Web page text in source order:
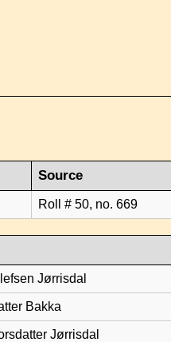
Source
Roll # 50, no. 669
Jørrisdal
Bakka
Jørrisdal